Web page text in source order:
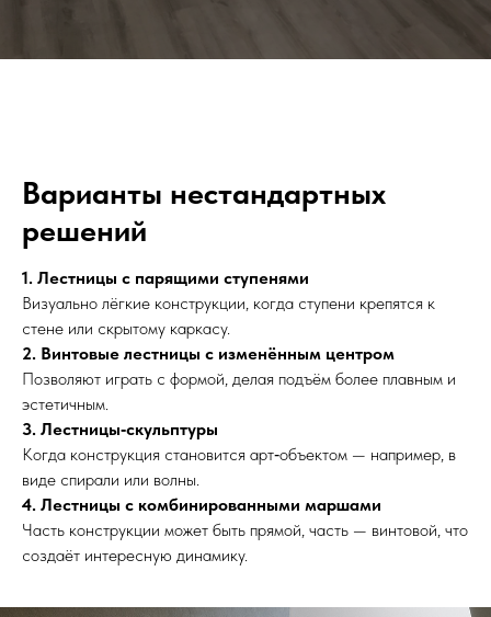
Варианты нестандартных
решений
1. Лестницы с парящими ступенями
Визуально лёгкие конструкции, когда ступени крепятся к
стене или скрытому каркасу.
2. Винтовые лестницы с изменённым центром
Позволяют играть с формой, делая подъём более плавным и
эстетичным.
3. Лестницы‑скульптуры
Когда конструкция становится арт‑объектом — например, в
виде спирали или волны.
4. Лестницы с комбинированными маршами
Часть конструкции может быть прямой, часть — винтовой, что
создаёт интересную динамику.